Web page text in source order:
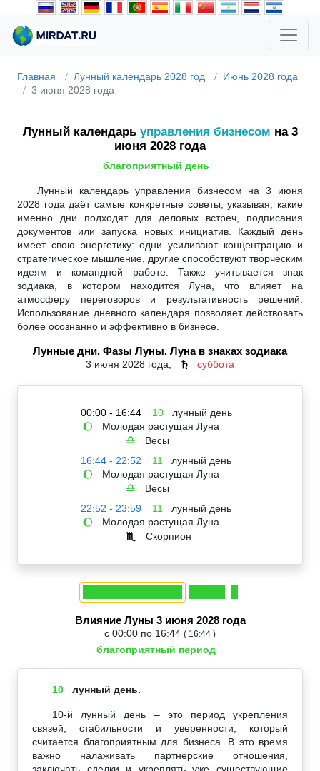
Главная Лунный календарь 2028 год
Июнь 2028 года
3 июня 2028 года
Лунный календарь управления бизнесом на 3
июня 2028 года
благоприятный день
Лунный календарь управления бизнесом на 3 июня
2028 года даёт самые конкретные советы, указывая, какие
именно дни подходят для деловых встреч, подписания
документов или запуска новых инициатив. Каждый день
имеет свою энергетику: одни усиливают концентрацию и
стратегическое мышление, другие способствуют творческим
идеям и командной работе. Также учитывается знак
зодиака, в котором находится Луна, что влияет на
атмосферу переговоров и результативность решений.
Использование дневного календаря позволяет действовать
более осознанно и эффективно в бизнесе.
Лунные дни. Фазы Луны. Луна в знаках зодиака
3 июня 2028 года, ♄ суббота
00:00 - 16:44 10 лунный день
🌔 Молодая растущая Луна
♎
Весы
16:44 - 22:52
11 лунный день
🌔 Молодая растущая Луна
♎
Весы
22:52 - 23:59
11 лунный день
🌔 Молодая растущая Луна
♏ Скорпион
Влияние Луны 3 июня 2028 года
с 00:00 по 16:44 ( 16:44 )
благоприятный период
10 лунный день.
10-й лунный день – это период укрепления
связей, стабильности и уверенности, который
считается благоприятным для бизнеса. В это время
важно налаживать партнерские отношения,
заключать сделки и укреплять уже существующие